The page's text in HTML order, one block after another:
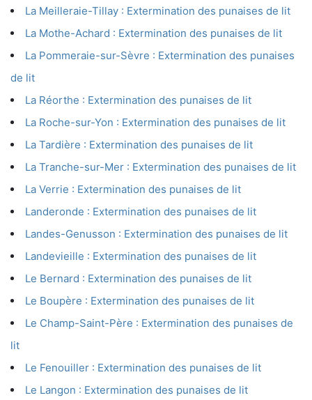
La Meilleraie-Tillay : Extermination des punaises de lit
La Mothe-Achard : Extermination des punaises de lit
La Pommeraie-sur-Sèvre : Extermination des punaises
de lit
La Réorthe : Extermination des punaises de lit
La Roche-sur-Yon : Extermination des punaises de lit
La Tardière : Extermination des punaises de lit
La Tranche-sur-Mer : Extermination des punaises de lit
La Verrie : Extermination des punaises de lit
Landeronde : Extermination des punaises de lit
Landes-Genusson : Extermination des punaises de lit
Landevieille : Extermination des punaises de lit
Le Bernard : Extermination des punaises de lit
Le Boupère : Extermination des punaises de lit
Le Champ-Saint-Père : Extermination des punaises de
lit
Le Fenouiller : Extermination des punaises de lit
Le Langon : Extermination des punaises de lit